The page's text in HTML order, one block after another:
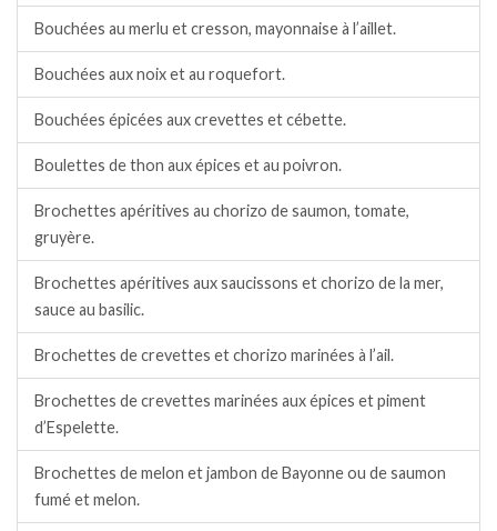
Bouchées au merlu et cresson, mayonnaise à l’aillet.
Bouchées aux noix et au roquefort.
Bouchées épicées aux crevettes et cébette.
Boulettes de thon aux épices et au poivron.
Brochettes apéritives au chorizo de saumon, tomate,
gruyère.
Brochettes apéritives aux saucissons et chorizo de la mer,
sauce au basilic.
Brochettes de crevettes et chorizo marinées à l’ail.
Brochettes de crevettes marinées aux épices et piment
d’Espelette.
Brochettes de melon et jambon de Bayonne ou de saumon
fumé et melon.